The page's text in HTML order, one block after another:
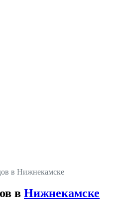
в Нижнекамске
в Нижнекамске